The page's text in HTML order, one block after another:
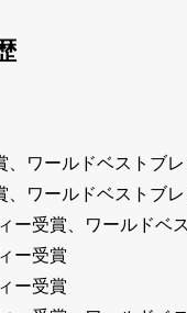
ワールドベストブ
ワールドベストブ
受賞、ワールドベ
ー受賞
ー受賞